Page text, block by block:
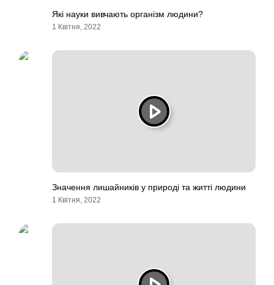
Які науки вивчають організм людини?
1 Квітня, 2022
Значення лишайників у природі та житті людини
1 Квітня, 2022